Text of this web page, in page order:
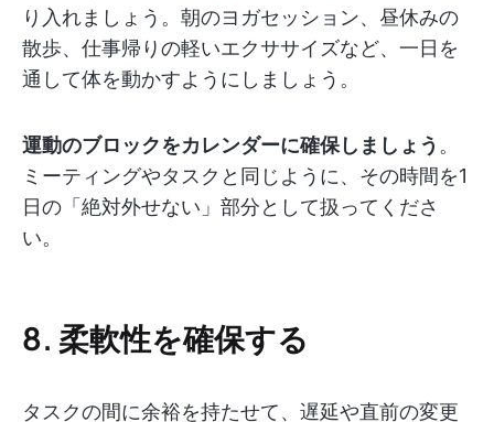
り入れましょう。朝のヨガセッション、昼休みの
散歩、仕事帰りの軽いエクササイズなど、一日を
通して体を動かすようにしましょう。
運動のブロックをカレンダーに確保しましょう 。
ミーティングやタスクと同じように、その時間を1
日の「絶対外せない」部分として扱ってくださ
い。
8. 柔軟性を確保する
タスクの間に余裕を持たせて、遅延や直前の変更